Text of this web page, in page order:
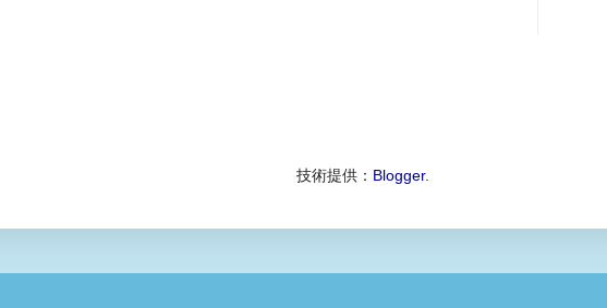
技術提供： Blogger.